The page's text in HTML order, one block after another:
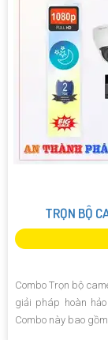
TRỌN BỘ
Combo Trọn bộ
giải pháp hoàn
Combo này bao